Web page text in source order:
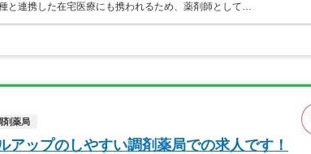
と連携した在宅医療にも携われるため、薬剤師として…
剤薬局
ップのしやすい調剤薬局での求人です！